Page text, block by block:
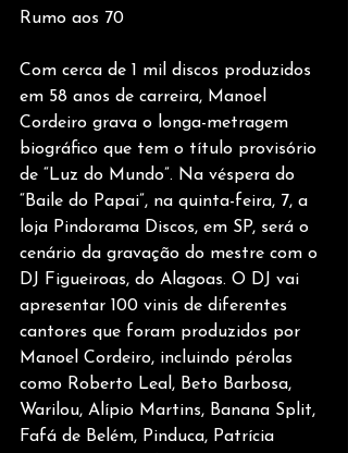
Rumo aos 70
Com cerca de 1 mil discos produzidos
em 58 anos de carreira, Manoel
Cordeiro grava o longa-metragem
biográfico que tem o título provisório
de “Luz do Mundo”. Na véspera do
“Baile do Papai”, na quinta-feira, 7, a
loja Pindorama Discos, em SP, será o
cenário da gravação do mestre com o
DJ Figueiroas, do Alagoas. O DJ vai
apresentar 100 vinis de diferentes
cantores que foram produzidos por
Manoel Cordeiro, incluindo pérolas
como Roberto Leal, Beto Barbosa,
Warilou, Alípio Martins, Banana Split,
Fafá de Belém, Pinduca, Patrícia